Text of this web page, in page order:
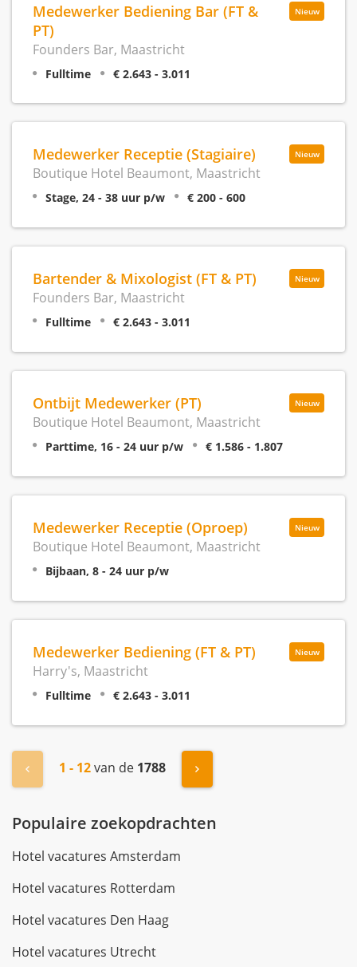
Nieuw
Medewerker Bediening Bar (FT &
PT)
Founders Bar, Maastricht
Fulltime € 2.643 - 3.011
Nieuw
Medewerker Receptie (Stagiaire)
Boutique Hotel Beaumont, Maastricht
Stage, 24 - 38 uur p/w € 200 - 600
Nieuw
Bartender & Mixologist (FT & PT)
Founders Bar, Maastricht
Fulltime € 2.643 - 3.011
Nieuw
Ontbijt Medewerker (PT)
Boutique Hotel Beaumont, Maastricht
Parttime, 16 - 24 uur p/w € 1.586 - 1.807
Nieuw
Medewerker Receptie (Oproep)
Boutique Hotel Beaumont, Maastricht
Bijbaan, 8 - 24 uur p/w
Nieuw
Medewerker Bediening (FT & PT)
Harry's, Maastricht
Fulltime € 2.643 - 3.011
« Vorige1 - 12van de 1788 Volgende »
Populaire zoekopdrachten
Hotel vacatures Amsterdam
Hotel vacatures Rotterdam
Hotel vacatures Den Haag
Hotel vacatures Utrecht